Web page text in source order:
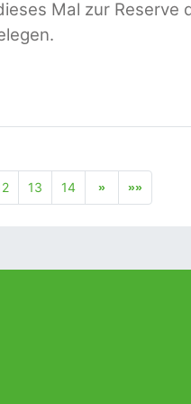
Mal zur Reserve
13 14